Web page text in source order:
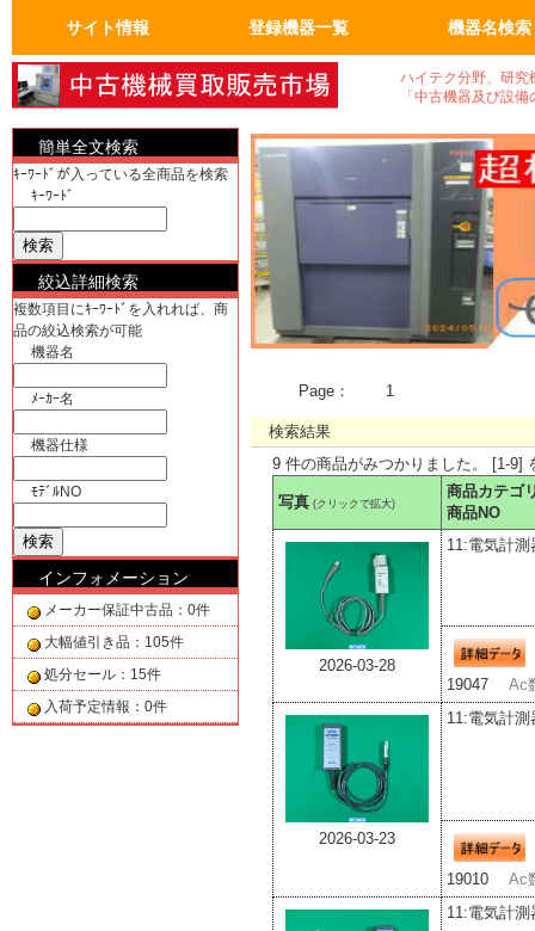
サイト情報
トップページ
FAQ：よくある質問
人気の商品
会員ページ
運営会社概要
登録機器一覧
真空機器・真空ポンプ 真空機器
真空ポンプ
真空コンポーネント
試験・検査機
洗浄、クリーニンク゛
加熱機、冷却機
分析機器
計測、計量機・顕微鏡 計測、計量機
顕微鏡
汎用理化学機器
電気計測器・光学関連 電気計測器
光学関連
物流、包装、保管
成形、樹脂、フィルム
クリーンルーム関係
電気機器、部品
工作機械、加工機
ユーティリティ機器
半導体・実装機器関連 半導体関連
実装機器関連
バイオ関連
OA事務什器・その他 OA事務什器
その他
機器名検索
ハイテク分野、研究
「中古機器及び設
簡単全文検索
ｷｰﾜｰﾄﾞが入っている全商品を検索
ｷｰﾜｰﾄﾞ
絞込詳細検索
複数項目にｷｰﾜｰﾄﾞを入れれば、商
品の絞込検索が可能
機器名
ﾒｰｶｰ名
機器仕様
ﾓﾃﾞﾙNO
インフォメーション
メーカー保証中古品：0件
大幅値引き品：105件
処分セール：15件
入荷予定情報：0件
Page： 1
検索結果
9 件の商品がみつかりました。 [1-9]
写真 (クリックで拡大)
商品カテゴ
商品NO
2026-03-28
11:電気計測
19047 Ac
2026-03-23
11:電気計測
19010 Ac
11:電気計測